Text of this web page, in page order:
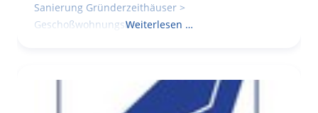
Sanierung Gründerzeithäuser >
GeschoßwohnungsbauWeiterlesen …